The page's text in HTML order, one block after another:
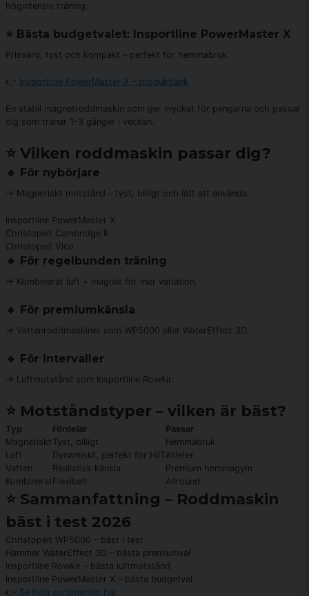
högintensiv träning.
⭐ Bästa budgetvalet: Insportline PowerMaster X
Prisvärd, tyst och kompakt – perfekt för hemmabruk.
👉 Insportline PowerMaster X – produktlänk
En stabil magnetroddmaskin som ger mycket för pengarna och passar
dig som tränar 1–3 gånger i veckan.
⭐ Vilken roddmaskin passar dig?
🔹 För nybörjare
→ Magnetiskt motstånd – tyst, billigt och lätt att använda.
Insportline PowerMaster X
Christopeit Cambridge II
Christopeit Vico
🔹 För regelbunden träning
→ Kombinerat luft + magnet för mer variation.
🔹 För premiumkänsla
→ Vattenroddmaskiner som WP5000 eller WaterEffect 3D.
🔹 För intervaller
→ Luftmotstånd som Insportline RowAir.
⭐ Motståndstyper – vilken är bäst?
Typ Fördelar
Passar
Magnetiskt Tyst, billigt
Hemmabruk
Luft
Dynamiskt, perfekt för HIITAtleter
Vatten
Realistisk känsla
Premium hemmagym
Kombinerat Flexibelt Allround
⭐ Sammanfattning – Roddmaskin
bäst i test 2026
Christopeit WP5000 – bäst i test
Hammer WaterEffect 3D – bästa premiumval
Insportline RowAir – bästa luftmotstånd
Insportline PowerMaster X – bästa budgetval
👉 Se hela sortimentet här